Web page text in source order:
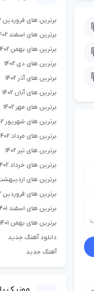
برترین های فروردین 1403
برترین های اسفند 1402
برترین های بهمن 1402
برترین های دی 1402
برترین های آذر 1402
برترین های آبان 1402
برترین های مهر 1402
برترین های شهریور 1402
برترین های مرداد 1402
برترین های تیر 1402
برترین های خرداد 1402
برترین های اردیبهشت
برترین های فروردین 1402
برترین های اسفند 1401
برترین های بهمن 1401
دانلود آهنگ جدید
آهنگ جدید